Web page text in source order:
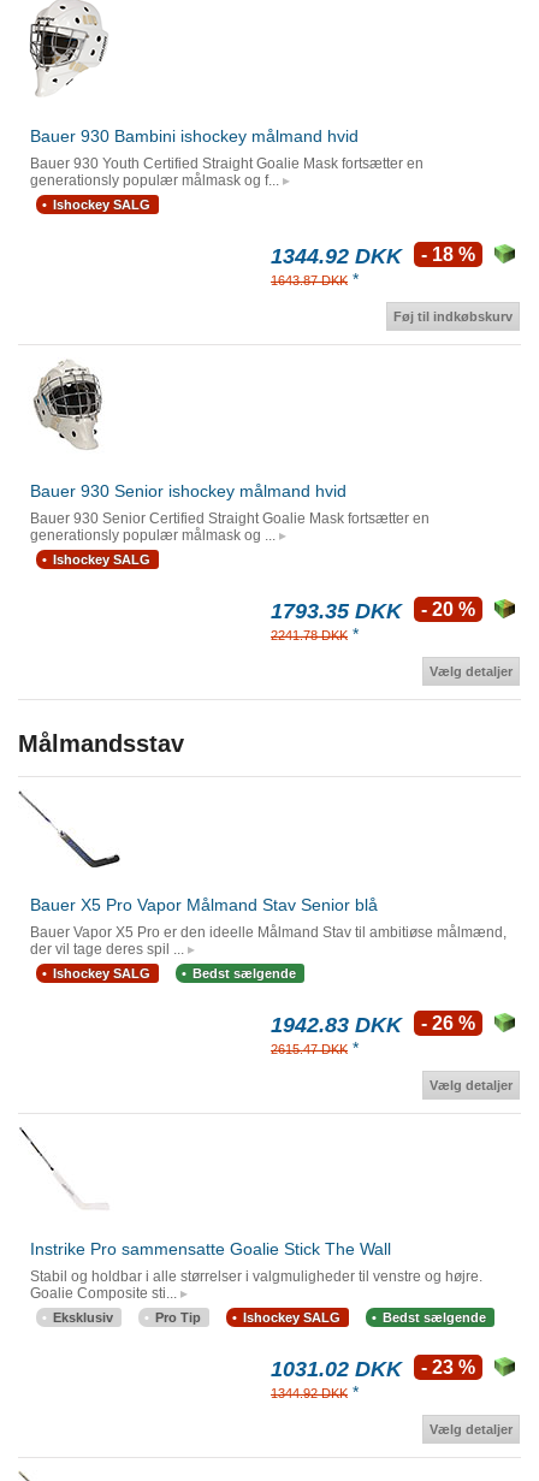
Bauer 930 Bambini ishockey målmand hvid
Bauer 930 Youth Certified Straight Goalie Mask fortsætter en
generationsly populær målmask og f...
Ishockey SALG
1344.92 DKK
1643.87 DKK *
- 18 %
Føj til indkøbskurv
Bauer 930 Senior ishockey målmand hvid
Bauer 930 Senior Certified Straight Goalie Mask fortsætter en
generationsly populær målmask og ...
Ishockey SALG
1793.35 DKK
2241.78 DKK *
- 20 %
Vælg detaljer
Målmandsstav
Bauer X5 Pro Vapor Målmand Stav Senior blå
Bauer Vapor X5 Pro er den ideelle Målmand Stav til ambitiøse målmænd,
der vil tage deres spil ...
Ishockey SALG Bedst sælgende
1942.83 DKK
2615.47 DKK *
- 26 %
Vælg detaljer
Instrike Pro sammensatte Goalie Stick The Wall
Stabil og holdbar i alle størrelser i valgmuligheder til venstre og højre.
Goalie Composite sti...
Eksklusiv Pro Tip Ishockey SALG Bedst sælgende
1031.02 DKK
1344.92 DKK *
- 23 %
Vælg detaljer